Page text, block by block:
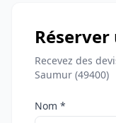
Recevez des
Saumur (49400)
Nom *